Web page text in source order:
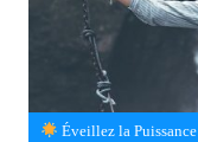
Éveillez la